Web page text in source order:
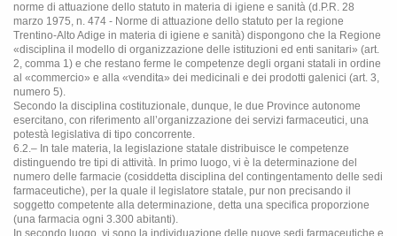
norme di attuazione dello statuto in materia di igiene e sanità (d.P.R. 28
marzo 1975, n. 474 - Norme di attuazione dello statuto per la regione
Trentino-Alto Adige in materia di igiene e sanità) dispongono che la Regione
«disciplina il modello di organizzazione delle istituzioni ed enti sanitari» (art.
2, comma 1) e che restano ferme le competenze degli organi statali in ordine
al «commercio» e alla «vendita» dei medicinali e dei prodotti galenici (art. 3,
numero 5).
Secondo la disciplina costituzionale, dunque, le due Province autonome
esercitano, con riferimento all’organizzazione dei servizi farmaceutici, una
potestà legislativa di tipo concorrente.
6.2.– In tale materia, la legislazione statale distribuisce le competenze
distinguendo tre tipi di attività. In primo luogo, vi è la determinazione del
numero delle farmacie (cosiddetta disciplina del contingentamento delle sedi
farmaceutiche), per la quale il legislatore statale, pur non precisando il
soggetto competente alla determinazione, detta una specifica proporzione
(una farmacia ogni 3.300 abitanti).
In secondo luogo, vi sono la individuazione delle nuove sedi farmaceutiche e